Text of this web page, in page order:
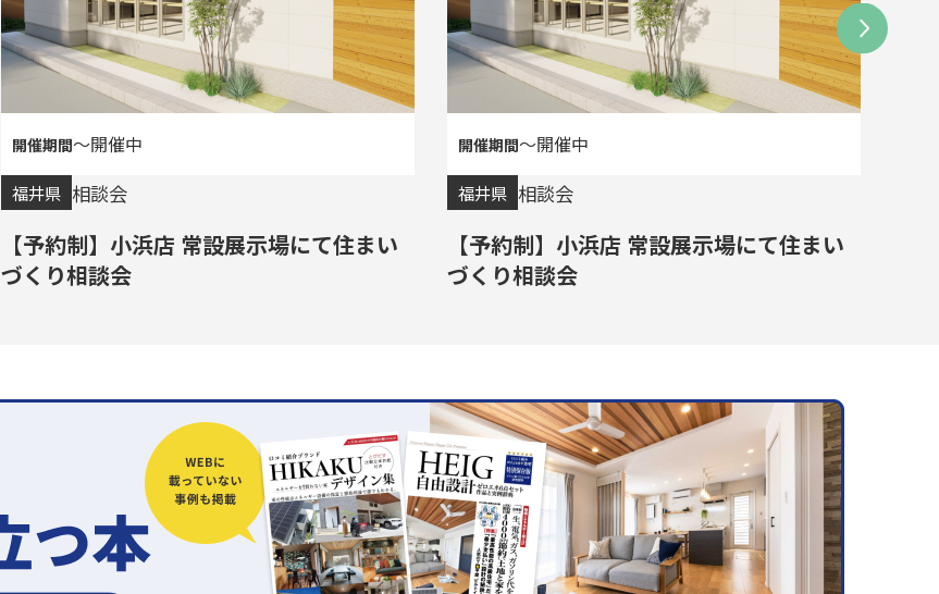
〜開催中
福井県 相談会
【予約制】小浜店 常設展示場にて住まい
づくり相談会
〜開催中
福井県 相談会
【予約制】小浜店 常設展示場にて住まい
づくり相談会